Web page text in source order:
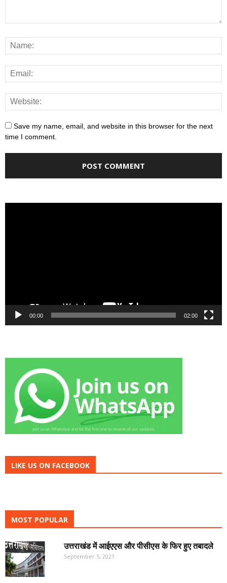
Save my name, email, and website in this browser for the next
time I comment.
00:00 02:00
LIKE US ON FACEBOOK
MOST POPULAR
उत्तराखंड में आईएएस और पीसीएस के फिर हुए तबादले
September 5, 2021